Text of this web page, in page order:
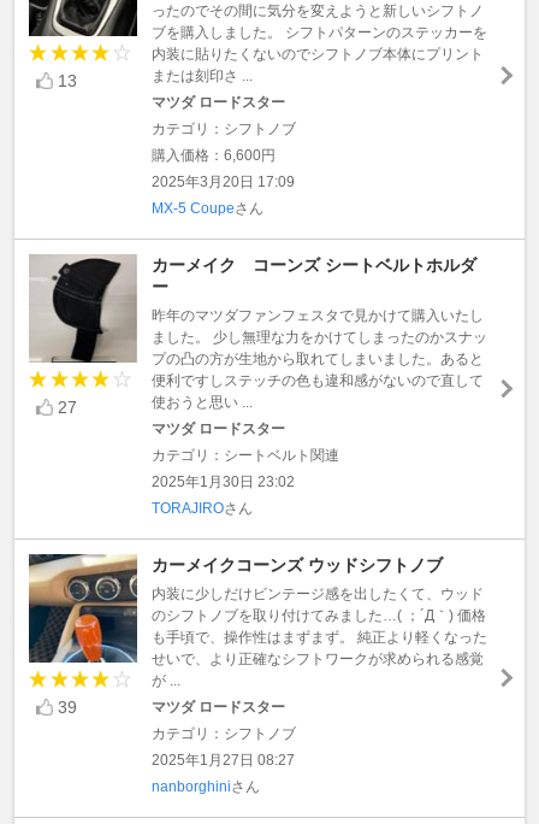
13
ったのでその間に気分を変えようと新しいシフトノ
ブを購入しました。 シフトパターンのステッカーを
内装に貼りたくないのでシフトノブ本体にプリント
または刻印さ ...
マツダ ロードスター
カテゴリ：シフトノブ
購入価格：6,600円
2025年3月20日 17:09
MX-5 Coupeさん
27
カーメイク コーンズ シートベルトホルダ
ー
昨年のマツダファンフェスタで見かけて購入いたし
ました。 少し無理な力をかけてしまったのかスナッ
プの凸の方が生地から取れてしまいました。あると
便利ですしステッチの色も違和感がないので直して
使おうと思い ...
マツダ ロードスター
カテゴリ：シートベルト関連
2025年1月30日 23:02
TORAJIROさん
39
カーメイクコーンズ ウッドシフトノブ
内装に少しだけビンテージ感を出したくて、ウッド
のシフトノブを取り付けてみました…( ；´Д｀) 価格
も手頃で、操作性はまずまず。 純正より軽くなった
せいで、より正確なシフトワークが求められる感覚
が ...
マツダ ロードスター
カテゴリ：シフトノブ
2025年1月27日 08:27
nanborghiniさん